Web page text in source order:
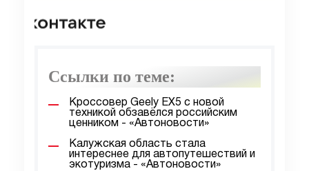
Ссылки по теме:
Кроссовер Geely EX5 с новой
техникой обзавёлся российским
ценником - «Автоновости»
Калужская область стала
интереснее для автопутешествий и
экотуризма - «Автоновости»